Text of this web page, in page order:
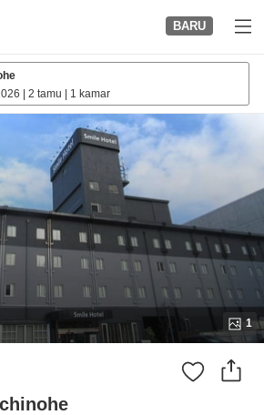
BARU
2 tamu 1 kamar
1